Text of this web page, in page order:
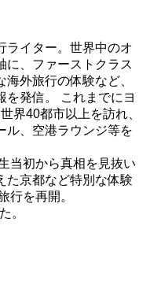
ライター。世界中のオ
に、ファーストクラス
外旅行の体験など、
を発信。 これまでにヨ
界40都市以上を訪れ、
ル、空港ラウンジ等を
当初から真相を見抜い
た京都など特別な体験
行を再開。
。